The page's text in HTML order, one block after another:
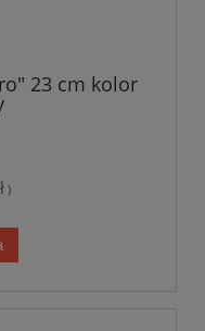
23 cm kolor
)